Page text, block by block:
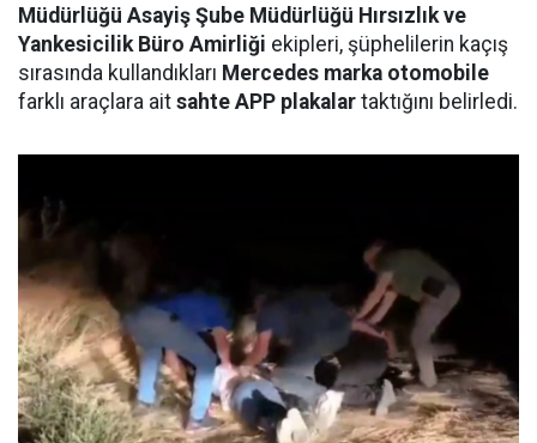
Müdürlüğü Asayiş Şube Müdürlüğü Hırsızlık ve
Yankesicilik Büro Amirliği ekipleri, şüphelilerin kaçış
sırasında kullandıkları Mercedes marka otomobile
farklı araçlara ait sahte APP plakalar taktığını belirledi.